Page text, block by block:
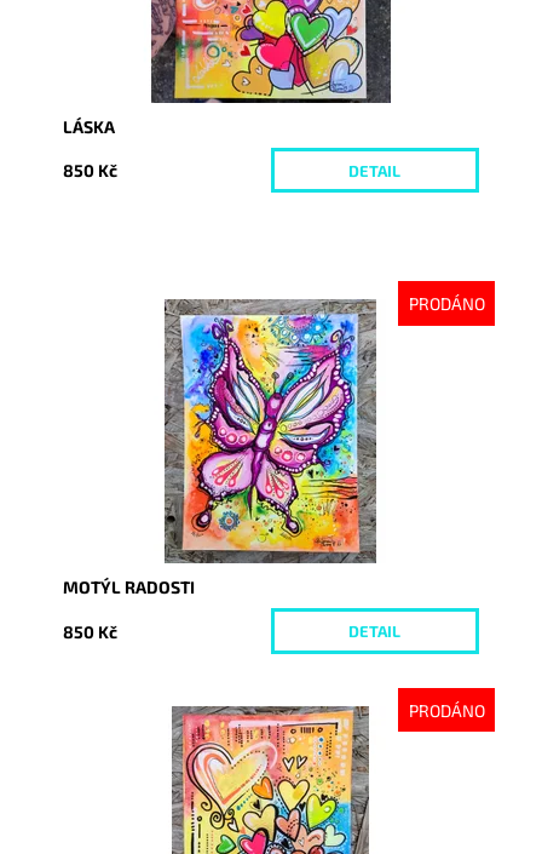
LÁSKA
850 Kč DETAIL
PRODÁNO
Vyprodáno
8657
MOTÝL RADOSTI
850 Kč DETAIL
PRODÁNO
Vyprodáno
8659